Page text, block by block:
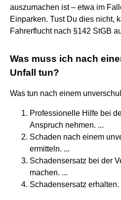
auszumachen ist – etwa im
Einparken. Tust Du dies nicht,
Fahrerflucht nach §142 StGB
Was muss ich nach
Unfall tun?
Was tun nach einem
Professionelle Hilfe bei
Anspruch nehmen. ...
Schaden nach einem
ermitteln. ...
Schadensersatz bei der
machen. ...
Schadensersatz erhalten.